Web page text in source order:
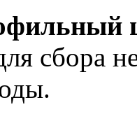
сбора